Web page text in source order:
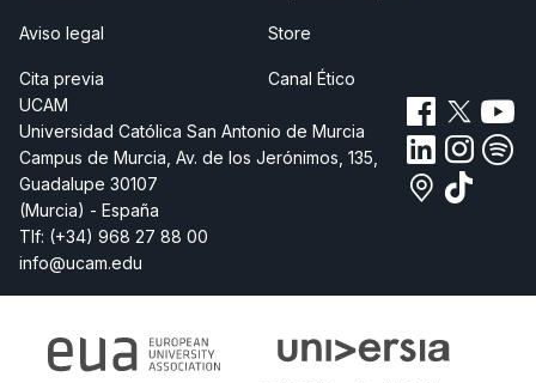
Aviso legal
Cita previa
Store
Canal Ético
UCAM
Universidad Católica San Antonio de Murcia
Campus de Murcia, Av. de los Jerónimos, 135,
Guadalupe 30107
(Murcia) - España
Tlf: (+34) 968 27 88 00
info@ucam.edu